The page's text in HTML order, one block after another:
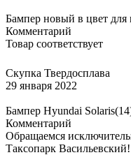
Бампер новый в цвет для
Комментарий
Товар соответствует
Скупка Твердосплава
29 января 2022
Бампер Hyundai
Комментарий
Обращаемся
Таксопарк Васильевский!